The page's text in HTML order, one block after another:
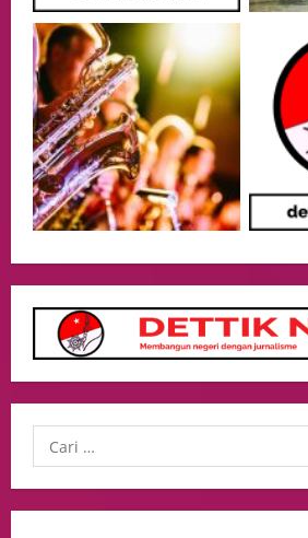
4
Putusan Diundur
Hakim pada
Sorotan
05/08/2026
5
Politik
Presiden Prabowo
Sepakat Perkuat
Kedua Negara.
Culture
Pengadilan Agama
Selesaikan 25
WNI di Johor Bahru
Adakan